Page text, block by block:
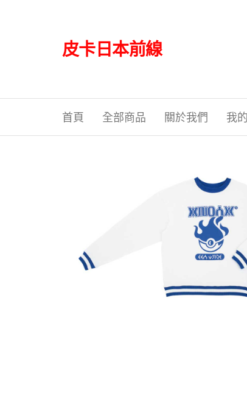
皮卡日本前線
首頁 全部商品 關於我們 我